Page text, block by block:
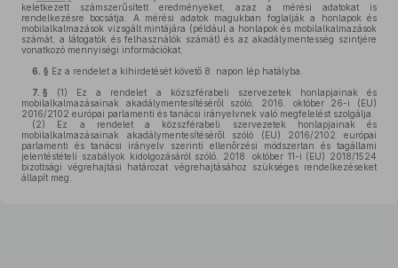
keletkezett számszerűsített eredményeket, azaz a mérési adatokat is
rendelkezésre bocsátja. A mérési adatok magukban foglalják a honlapok és
mobilalkalmazások vizsgált mintájára (például a honlapok és mobilalkalmazások
számát, a látogatók és felhasználók számát) és az akadálymentesség szintjére
vonatkozó mennyiségi információkat.
6. § Ez a rendelet a kihirdetését követő 8. napon lép hatályba.
7. § (1) Ez a rendelet a közszférabeli szervezetek honlapjainak és
mobilalkalmazásainak akadálymentesítéséről szóló, 2016. október 26-i (EU)
2016/2102 európai parlamenti és tanácsi irányelvnek való megfelelést szolgálja.
(2) Ez a rendelet a közszférabeli szervezetek honlapjainak és
mobilalkalmazásainak akadálymentesítéséről szóló (EU) 2016/2102 európai
parlamenti és tanácsi irányelv szerinti ellenőrzési módszertan és tagállami
jelentéstételi szabályok kidolgozásáról szóló, 2018. október 11-i (EU) 2018/1524
bizottsági végrehajtási határozat végrehajtásához szükséges rendelkezéseket
állapít meg.